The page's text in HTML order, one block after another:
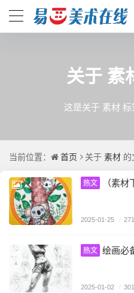
关于 素
这是关于 素材
当前位置： 首页 关于 素材 的
热文 （素
2025-01-25 /
热文 绘画必
2025-01-02 /